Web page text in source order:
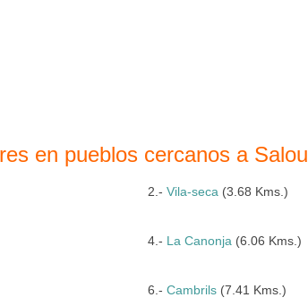
en pueblos cercanos a Salou
2.-Vila-seca (3.68 Kms.)
4.- La Canonja (6.06 Kms.)
6.-Cambrils (7.41 Kms.)